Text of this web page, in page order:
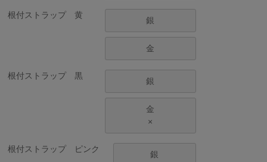
根付ストラップ 黄
銀
金
根付ストラップ 黒
銀
金
×
根付ストラップ ピンク
銀